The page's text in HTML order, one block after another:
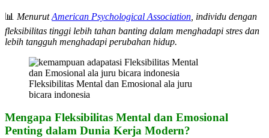
📊 MenurutAmerican Psychological Association , individu dengan
fleksibilitas tinggi lebih tahan banting dalam menghadapi stres dan
lebih tangguh menghadapi perubahan hidup.
Fleksibilitas Mental dan Emosional ala juru
bicara indonesia
Mengapa Fleksibilitas Mental dan Emosional
Penting dalam Dunia Kerja Modern?